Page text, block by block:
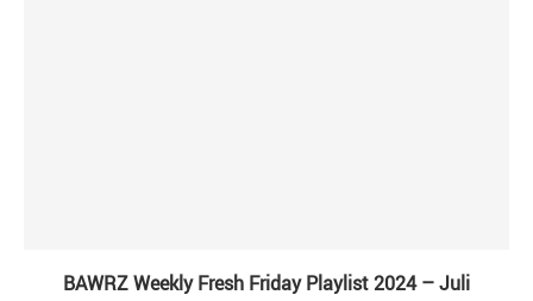
BAWRZ Weekly Fresh Friday Playlist 2024 – Juli